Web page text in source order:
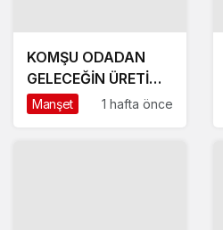
KOMŞU ODADAN
GELECEĞİN ÜRETİM
ÜSSÜ YESAN’A
Manşet 1 hafta önce